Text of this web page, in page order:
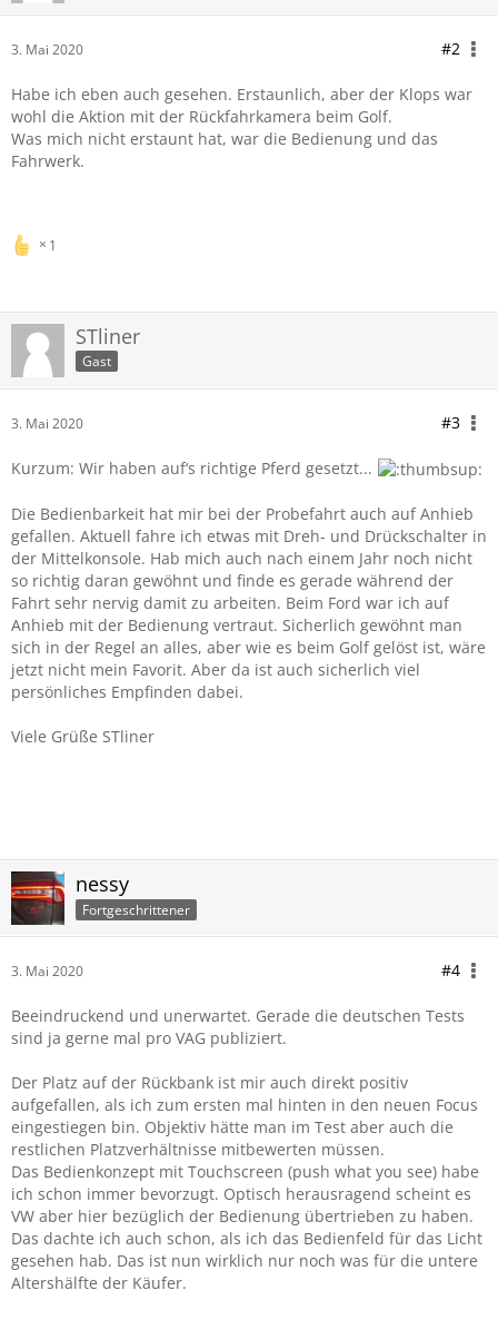
3. Mai 2020 #2
Habe ich eben auch gesehen. Erstaunlich, aber der Klops war
wohl die Aktion mit der Rückfahrkamera beim Golf.
Was mich nicht erstaunt hat, war die Bedienung und das
Fahrwerk.
1
STliner
Gast
3. Mai 2020 #3
Kurzum: Wir haben auf‘s richtige Pferd gesetzt...
Die Bedienbarkeit hat mir bei der Probefahrt auch auf Anhieb
gefallen. Aktuell fahre ich etwas mit Dreh- und Drückschalter in
der Mittelkonsole. Hab mich auch nach einem Jahr noch nicht
so richtig daran gewöhnt und finde es gerade während der
Fahrt sehr nervig damit zu arbeiten. Beim Ford war ich auf
Anhieb mit der Bedienung vertraut. Sicherlich gewöhnt man
sich in der Regel an alles, aber wie es beim Golf gelöst ist, wäre
jetzt nicht mein Favorit. Aber da ist auch sicherlich viel
persönliches Empfinden dabei.
Viele Grüße STliner
nessy
Fortgeschrittener
3. Mai 2020 #4
Beeindruckend und unerwartet. Gerade die deutschen Tests
sind ja gerne mal pro VAG publiziert.
Der Platz auf der Rückbank ist mir auch direkt positiv
aufgefallen, als ich zum ersten mal hinten in den neuen Focus
eingestiegen bin. Objektiv hätte man im Test aber auch die
restlichen Platzverhältnisse mitbewerten müssen.
Das Bedienkonzept mit Touchscreen (push what you see) habe
ich schon immer bevorzugt. Optisch herausragend scheint es
VW aber hier bezüglich der Bedienung übertrieben zu haben.
Das dachte ich auch schon, als ich das Bedienfeld für das Licht
gesehen hab. Das ist nun wirklich nur noch was für die untere
Altershälfte der Käufer.